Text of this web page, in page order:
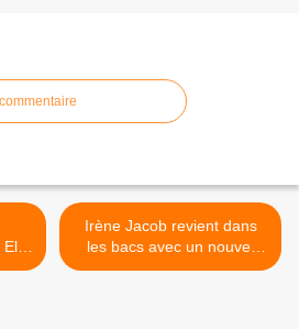
en
Irène Jacob revient dans
les bacs avec un nouvel
album ! >